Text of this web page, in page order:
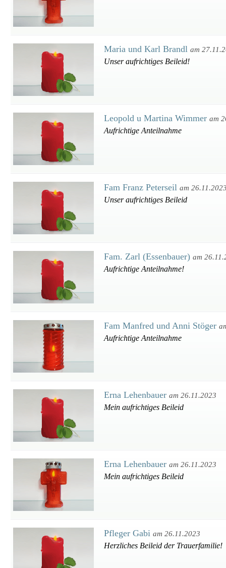
Maria und Karl Brandl am
Unser aufrichtiges Beileid!
Leopold u Martina Wimmer am
Aufrichtige Anteilnahme
Fam Franz Peterseil am
Unser aufrichtiges Beileid
Fam. Zarl (Essenbauer) am
Aufrichtige Anteilnahme!
Fam Manfred und Anni Stöger
Aufrichtige Anteilnahme
Erna Lehenbauer am 26.11.2023
Mein aufrichtiges Beileid
Erna Lehenbauer am 26.11.2023
Mein aufrichtiges Beileid
Pfleger Gabi am 26.11.2023
Herzliches Beileid der Trauerfamilie!